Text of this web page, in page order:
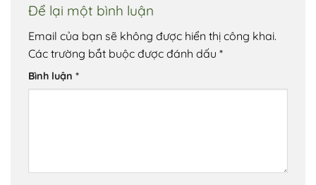
Để lại một bình luận
Email của bạn sẽ không được hiển thị công khai.
Các trường bắt buộc được đánh dấu *
Bình luận *